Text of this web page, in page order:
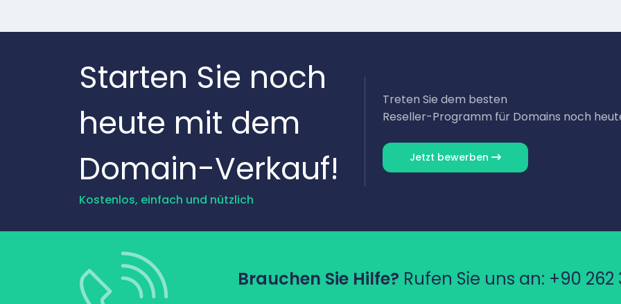
Starten Sie noch
heute mit dem
Domain-Verkauf!
Kostenlos, einfach und nützlich
Treten Sie dem besten
Reseller-Programm für Domains noch
Jetzt bewerben
Brauchen Sie Hilfe? Rufen Sie uns an: +90 262